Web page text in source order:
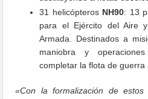
31 helicópteros NH90: 13
para el Ejército del Aire
Armada. Destinados a
maniobra y
completar la flota de guerra
«Con la formalización de